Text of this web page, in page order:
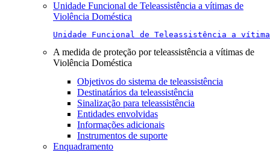
Unidade Funcional de Teleassistência a vítimas de
Violência Doméstica
Unidade Funcional de Teleassistência a
A medida de proteção por teleassistência a vítimas de
Violência Doméstica
Objetivos do sistema de teleassistência
Destinatários da teleassistência
Sinalização para teleassistência
Entidades envolvidas
Informações adicionais
Instrumentos de suporte
Enquadramento